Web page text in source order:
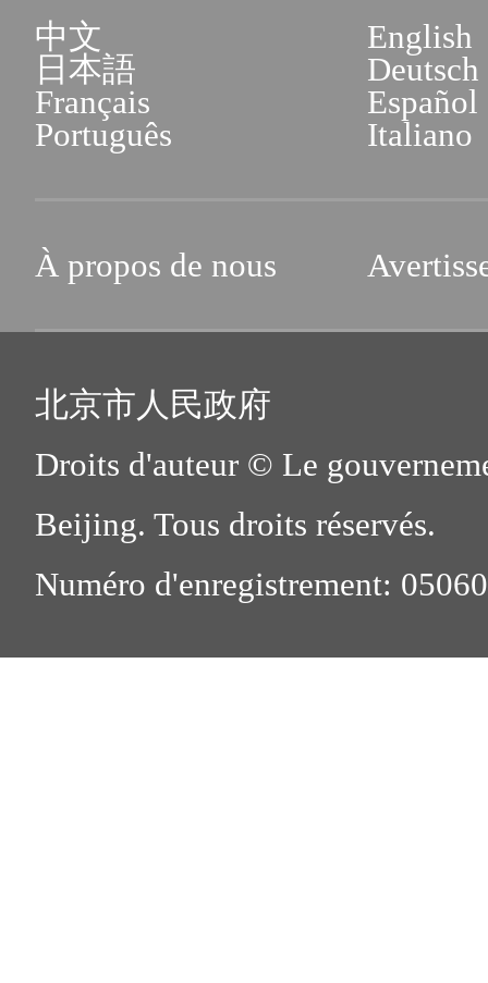
中文
English
日本語
Deutsch
Français
Español
Português
Italiano
À propos de nous
北京市人民政府
Droits d'auteur © Le
Beijing. Tous droits réservés.
Numéro d'enregistrement: